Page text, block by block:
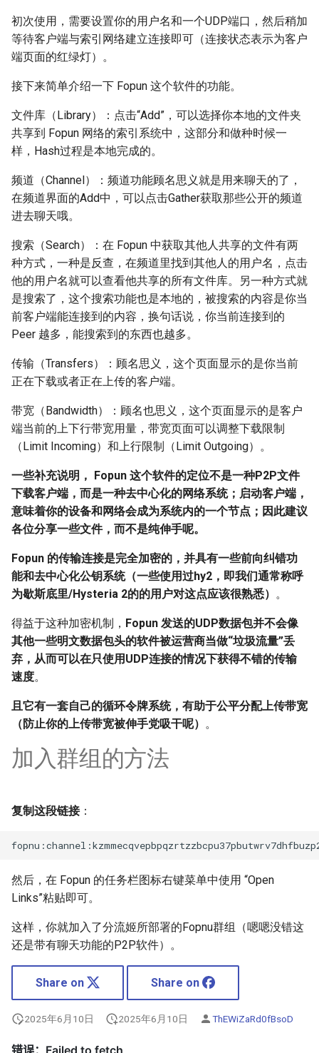
初次使用，需要设置你的用户名和一个UDP端口，然后稍加
等待客户端与索引网络建立连接即可（连接状态表示为客户
端页面的红绿灯）。
接下来简单介绍一下 Fopun 这个软件的功能。
文件库（Library）：点击“Add”，可以选择你本地的文件夹
共享到 Fopun 网络的索引系统中，这部分和做种时候一
样，Hash过程是本地完成的。
频道（Channel）：频道功能顾名思义就是用来聊天的了，
在频道界面的Add中，可以点击Gather获取那些公开的频道
进去聊天哦。
搜索（Search）：在 Fopun 中获取其他人共享的文件有两
种方式，一种是反查，在频道里找到其他人的用户名，点击
他的用户名就可以查看他共享的所有文件库。另一种方式就
是搜索了，这个搜索功能也是本地的，被搜索的内容是你当
前客户端能连接到的内容，换句话说，你当前连接到的
Peer 越多，能搜索到的东西也越多。
传输（Transfers）：顾名思义，这个页面显示的是你当前
正在下载或者正在上传的客户端。
带宽（Bandwidth）：顾名也思义，这个页面显示的是客户
端当前的上下行带宽用量，带宽页面可以调整下载限制
（Limit Incoming）和上行限制（Limit Outgoing）。
一些补充说明， Fopun 这个软件的定位不是一种P2P文件
下载客户端，而是一种去中心化的网络系统；启动客户端，
意味着你的设备和网络会成为系统内的一个节点；因此建议
各位分享一些文件，而不是纯伸手呢。
Fopun 的传输连接是完全加密的，并具有一些前向纠错功
能和去中心化公钥系统（一些使用过hy2，即我们通常称呼
为歇斯底里/Hysteria 2的的用户对这点应该很熟悉） 。
得益于这种加密机制， Fopun 发送的UDP数据包并不会像
其他一些明文数据包头的软件被运营商当做“垃圾流量”丢
弃，从而可以在只使用UDP连接的情况下获得不错的传输
速度。
且它有一套自己的循环令牌系统，有助于公平分配上传带宽
（防止你的上传带宽被伸手党吸干呢） 。
加入群组的方法
复制这段链接：
然后，在 Fopun 的任务栏图标右键菜单中使用 “Open
Links”粘贴即可。
这样，你就加入了分流姬所部署的Fopnu群组（嗯嗯没错这
还是带有聊天功能的P2P软件）。
Share on Share on
2025年6月10日 2025年6月10日 ThEWiZaRd0fBsoD